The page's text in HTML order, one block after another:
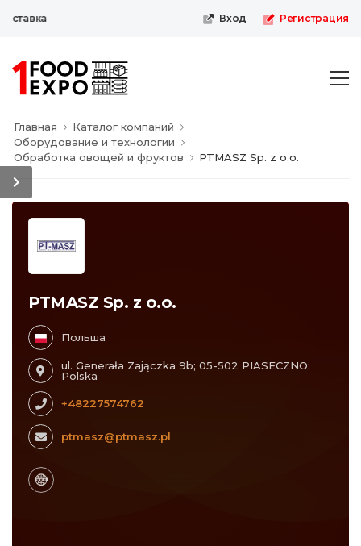
Вход Регистрация
Главная
Каталог компаний
Оборудование и технологии
Обработка овощей и фруктов
PTMASZ Sp. z o.o.
PTMASZ Sp. z o.o.
Польша
ul. Generała Zajączka 9b; 05-502 PIASECZNO:
Polska
+48227574762
ptmasz@ptmasz.pl